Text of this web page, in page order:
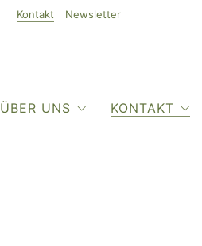
Kontakt Newsletter
ÜBER UNS KONTAKT